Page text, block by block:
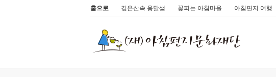
홈으로 깊은산속 옹달샘 꽃피는 아침마을 아침편지 여행